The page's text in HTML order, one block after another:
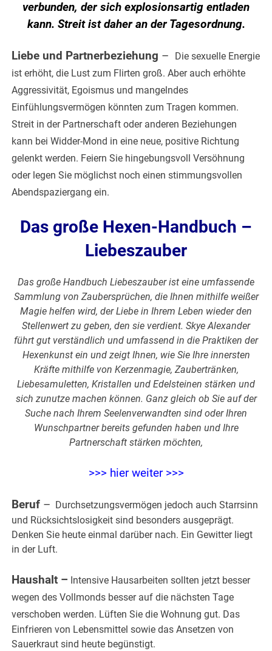
verbunden, der sich explosionsartig entladen
kann. Streit ist daher an der Tagesordnung.
Liebe und Partnerbeziehung –
Die sexuelle Energie
ist erhöht, die Lust zum Flirten groß. Aber auch erhöhte
Aggressivität, Egoismus und mangelndes
Einfühlungsvermögen könnten zum Tragen kommen.
Streit in der Partnerschaft oder anderen Beziehungen
kann bei Widder-Mond in eine neue, positive Richtung
gelenkt werden. Feiern Sie hingebungsvoll Versöhnung
oder legen Sie möglichst noch einen stimmungsvollen
Abendspaziergang ein.
Das große Hexen-Handbuch –
Liebeszauber
Das große Handbuch Liebeszauber ist eine umfassende
Sammlung von Zaubersprüchen, die Ihnen mithilfe weißer
Magie helfen wird, der Liebe in Ihrem Leben wieder den
Stellenwert zu geben, den sie verdient. Skye Alexander
führt gut verständlich und umfassend in die Praktiken der
Hexenkunst ein und zeigt Ihnen, wie Sie Ihre innersten
Kräfte mithilfe von Kerzenmagie, Zaubertränken,
Liebesamuletten, Kristallen und Edelsteinen stärken und
sich zunutze machen können. Ganz gleich ob Sie auf der
Suche nach Ihrem Seelenverwandten sind oder Ihren
Wunschpartner bereits gefunden haben und Ihre
Partnerschaft stärken möchten,
>>> hier weiter >>>
Beruf – Durchsetzungsvermögen jedoch auch Starrsinn
und Rücksichtslosigkeit sind besonders ausgeprägt.
Denken Sie heute einmal darüber nach. Ein Gewitter liegt
in der Luft.
Haushalt – Intensive Hausarbeiten sollten jetzt besser
wegen des Vollmonds besser auf die nächsten Tage
verschoben werden. Lüften Sie die Wohnung gut. Das
Einfrieren von Lebensmittel sowie das Ansetzen von
Sauerkraut sind heute begünstigt.